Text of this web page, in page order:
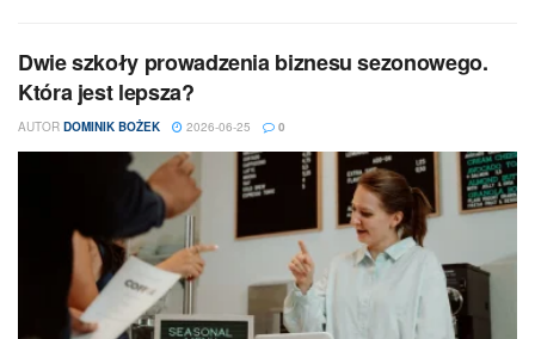
Dwie szkoły prowadzenia biznesu sezonowego.
Która jest lepsza?
AUTOR DOMINIK BOŻEK 2026-06-25 0